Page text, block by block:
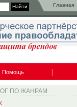
Главная
Помощь
ПО ЖАНРАМ